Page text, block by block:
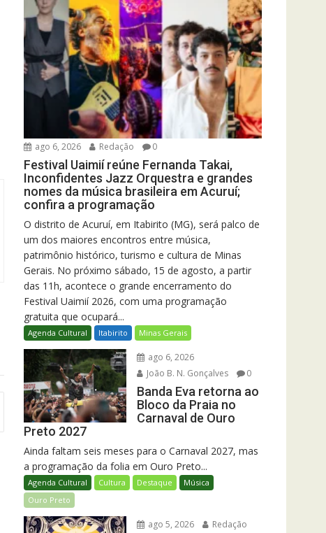
ago 6, 2026 Redação 0
Festival Uaimií reúne Fernanda Takai,
Inconfidentes Jazz Orquestra e grandes
nomes da música brasileira em Acuruí;
confira a programação
O distrito de Acuruí, em Itabirito (MG), será palco de
um dos maiores encontros entre música,
patrimônio histórico, turismo e cultura de Minas
Gerais. No próximo sábado, 15 de agosto, a partir
das 11h, acontece o grande encerramento do
Festival Uaimií 2026, com uma programação
gratuita que ocupará...
Agenda Cultural Itabirito Minas Gerais
ago 6, 2026
João B. N. Gonçalves
0
Banda Eva retorna ao
Bloco da Praia no
Carnaval de Ouro
Preto 2027
Ainda faltam seis meses para o Carnaval 2027, mas
a programação da folia em Ouro Preto...
Agenda Cultural Cultura Destaque
Música
Ouro Preto
ago 5, 2026
Redação